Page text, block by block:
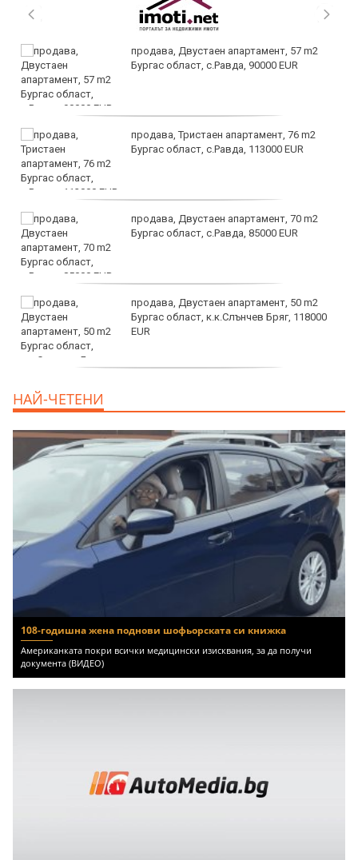
продава, Двустаен апартамент, 57 m2
Бургас област, с.Равда, 90000 EUR
продава, Тристаен апартамент, 76 m2
Бургас област, с.Равда, 113000 EUR
продава, Двустаен апартамент, 70 m2
Бургас област, с.Равда, 85000 EUR
продава, Двустаен апартамент, 50 m2
Бургас област, к.к.Слънчев Бряг, 118000
EUR
НАЙ-ЧЕТЕНИ
108-годишна жена поднови шофьорската си книжка
Американката покри всички медицински изисквания, за да получи
документа (ВИДЕО)